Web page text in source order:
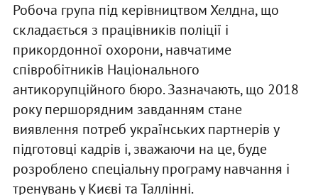
Робоча група під керівництвом Хелдна, що
складається з працівників поліції і
прикордонної охорони, навчатиме
співробітників Національного
антикорупційного бюро. Зазначають, що 2018
року першорядним завданням стане
виявлення потреб українських партнерів у
підготовці кадрів і, зважаючи на це, буде
розроблено спеціальну програму навчання і
тренувань у Києві та Таллінні.